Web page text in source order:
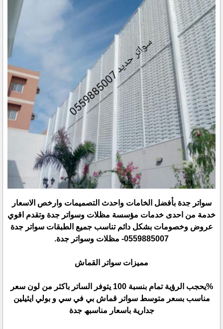
سواتر جدة بأفضل الخامات واحدث التصميمات وارخص الاسعار
خدمة من احدى خدمات مؤسسة مظلات وسواتر جدة وتقدم اقوي
عروض وخصومات بشكل دائم تناسب جميع الطبقات سواتر جدة
0559885007- مظلات وسواتر جدة.
ممیزات سواتر القماش
%یحجب الرؤیة تمام بنسبة 100 یتوفر الساتر باكثر من لون سعر
مناسب بسعر متوسط سواتر قماش بي في سي و بولي ایثیلین
جداریة باسعار مناسبھ جدة